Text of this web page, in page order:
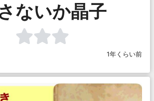
ないか晶子
1年くらい前